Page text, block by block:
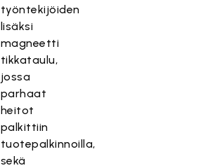
työntekijöiden
lisäksi
magneetti
tikkataulu,
jossa
parhaat
heitot
palkittiin
tuotepalkinnoilla,
sekä